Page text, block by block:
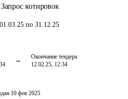
Запрос котировок
по 31.12.25
Окончание тендера
12.02.25, 12:34
10 фев 2025